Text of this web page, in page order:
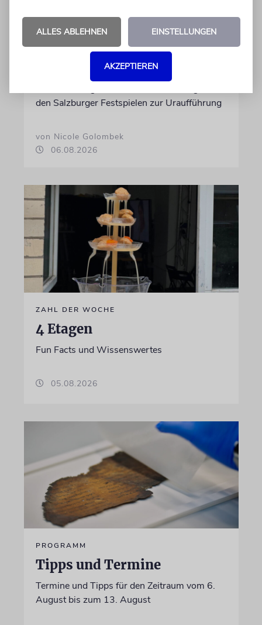
THEATER
Abschied vom Ich
den Salzburger Festspielen zur Uraufführung
von Nicole Golombek
06.08.2026
ZAHL DER WOCHE
4 Etagen
Fun Facts und Wissenswertes
05.08.2026
PROGRAMM
Tipps und Termine
Termine und Tipps für den Zeitraum vom 6.
August bis zum 13. August
ALLES ABLEHNEN EINSTELLUNGEN
AKZEPTIEREN